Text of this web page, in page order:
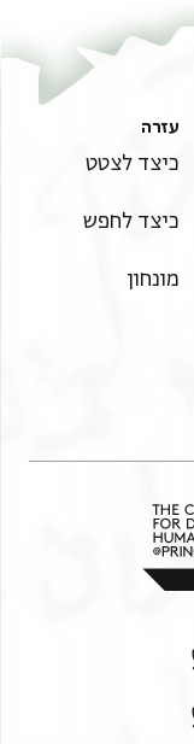
עזרה
כיצד לצטט
כיצד לחפש
מונחון